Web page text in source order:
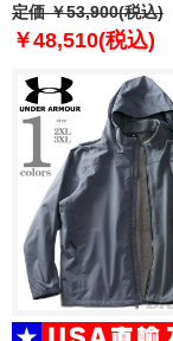
ンテンパーカー
TRICLIMATER
定価 ￥53,900(税込)
￥48,510(税込)